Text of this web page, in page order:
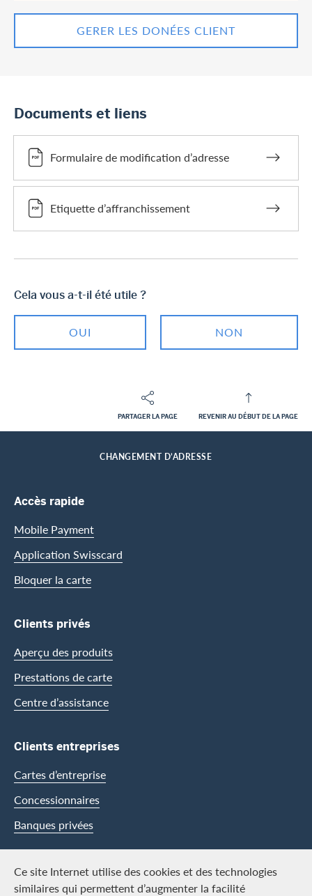
Ce site Internet utilise des cookies et des technologies
similaires qui permettent d’augmenter la facilité
GERER LES DONÉES CLIENT
Documents et liens
Formulaire de modification d’adresse
Etiquette d’affranchissement
Cela vous a-t-il été utile ?
OUI NON
PARTAGER LA PAGE REVENIR AU DÉBUT DE LA PAGE
Footer
CHANGEMENT D’ADRESSE
Footer Navigation
Accès rapide
Mobile Payment
Application Swisscard
Bloquer la carte
Clients privés
Aperçu des produits
Prestations de carte
Centre d’assistance
Clients entreprises
Cartes d’entreprise
Concessionnaires
Banques privées
Swisscard